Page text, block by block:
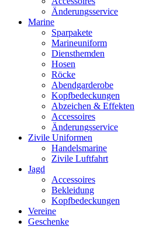
Änderungsservice
Marine
Sparpakete
Marineuniform
Diensthemden
Hosen
Röcke
Abendgarderobe
Kopfbedeckungen
Abzeichen & Effekten
Accessoires
Änderungsservice
Zivile Uniformen
Handelsmarine
Zivile Luftfahrt
Jagd
Accessoires
Bekleidung
Kopfbedeckungen
Vereine
Geschenke